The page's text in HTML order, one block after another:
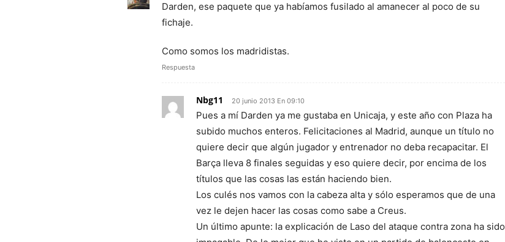
Darden, ese paquete que ya habíamos fusilado al amanecer al poco de su
fichaje.
Como somos los madridistas.
Respuesta
Nbg11 20 junio 2013 En 09:10
Pues a mí Darden ya me gustaba en Unicaja, y este año con Plaza ha
subido muchos enteros. Felicitaciones al Madrid, aunque un título no
quiere decir que algún jugador y entrenador no deba recapacitar. El
Barça lleva 8 finales seguidas y eso quiere decir, por encima de los
títulos que las cosas las están haciendo bien.
Los culés nos vamos con la cabeza alta y sólo esperamos que de una
vez le dejen hacer las cosas como sabe a Creus.
Un último apunte: la explicación de Laso del ataque contra zona ha sido